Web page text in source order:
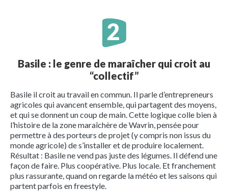
Basile : le genre de maraîcher qui croit au
“collectif”
Basile il croit au travail en commun. Il parle d’entrepreneurs
agricoles qui avancent ensemble, qui partagent des moyens,
et qui se donnent un coup de main. Cette logique colle bien à
l’histoire de la zone maraîchère de Wavrin, pensée pour
permettre à des porteurs de projet (y compris non issus du
monde agricole) de s’installer et de produire localement.
Résultat : Basile ne vend pas juste des légumes. Il défend une
façon de faire. Plus coopérative. Plus locale. Et franchement
plus rassurante, quand on regarde la météo et les saisons qui
partent parfois en freestyle.